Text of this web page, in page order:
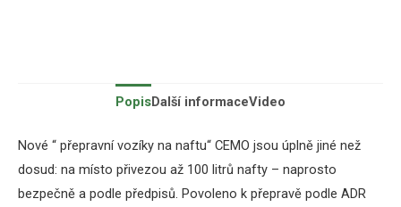
PopisDalší informaceVideo
Nové “ přepravní vozíky na naftu“ CEMO jsou úplně jiné než
dosud: na místo přivezou až 100 litrů nafty – naprosto
bezpečně a podle předpisů. Povoleno k přepravě podle ADR